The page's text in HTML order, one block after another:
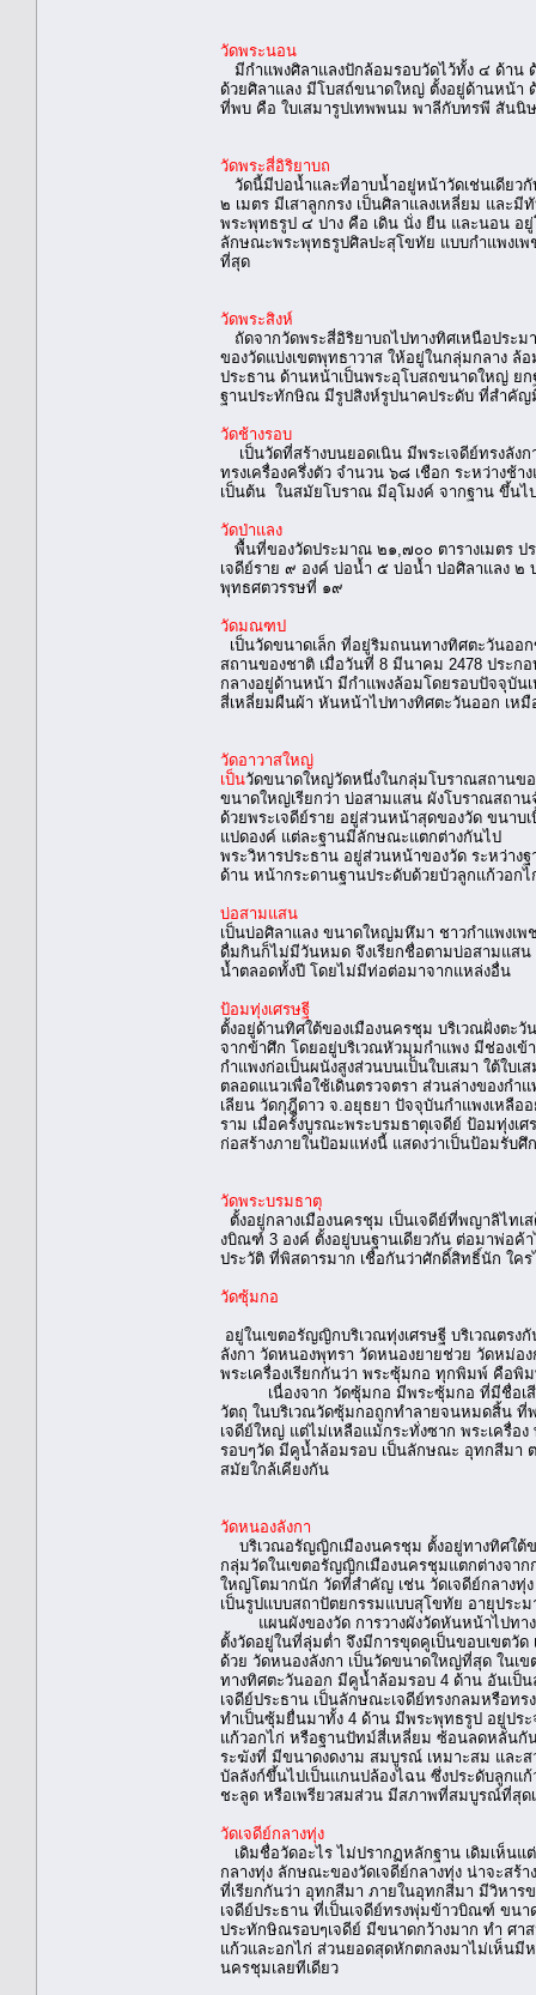
วัดพระนอน
มีกำแพงศิลาแลงปักล้อมรอบวัดไว้ทั้ง ๔ ด้าน
ด้วยศิลาแลง มีโบสถ์ขนาดใหญ่ ตั้งอยู่ด้านหน้า
ที่พบ คือ ใบเสมารูปเทพพนม พาลีกับทรพี สันนิ
วัดพระสี่อิริยาบถ
วัดนี้มีบ่อน้ำและที่อาบน้ำอยู่หน้าวัดเช่นเดียว
๒ เมตร มีเสาลูกกรง เป็นศิลาแลงเหลี่ยม แล
พระพุทธรูป ๔ ปาง คือ เดิน นั่ง ยืน และนอน อ
ลักษณะพระพุทธรูปศิลปะสุโขทัย แบบกำแพงเพ
ที่สุด
วัดพระสิงห์
ถัดจากวัดพระสี่อิริยาบถไปทางทิศเหนือประ
ของวัดแบ่งเขตพุทธาวาส ให้อยู่ในกลุ่มกลาง ล้
ประธาน ด้านหน้าเป็นพระอุโบสถขนาดใหญ่
ฐานประทักษิณ มีรูปสิงห์รูปนาคประดับ ที่สำคัญ
วัดช้างรอบ
เป็นวัดที่สร้างบนยอดเนิน มีพระเจดีย์ทรงลั
ทรงเครื่องครึ่งตัว จำนวน ๖๘ เชือก ระหว่าง
เป็นต้น ในสมัยโบราณ มีอุโมงค์ จากฐาน ขึ้นไ
วัดป่าแลง
พื้นที่ของวัดประมาณ ๒๑,๗๐๐ ตารางเมตร ป
เจดีย์ราย ๙ องค์ บ่อน้ำ ๕ บ่อน้ำ บ่อศิลาแลง
พุทธศตวรรษที่ ๑๙
วัดมณฑป
เป็นวัดขนาดเล็ก ที่อยู่ริมถนนทางทิศตะวันออ
สถานของชาติ เมื่อวันที่ 8 มีนาคม 2478 ประ
กลางอยู่ด้านหน้า มีกำแพงล้อมโดยรอบปัจจุบัน
สี่เหลี่ยมผืนผ้า หันหน้าไปทางทิศตะวันออก เห
วัดอาวาสใหญ่
เป็นวัดขนาดใหญ่วัดหนึ่งในกลุ่มโบราณสถานข
ขนาดใหญ่เรียกว่า บ่อสามแสน ผังโบราณสถา
ด้วยพระเจดีย์ราย อยู่ส่วนหน้าสุดของวัด ขนาบ
แปดองค์ แต่ละฐานมีลักษณะแตกต่างกันไป
พระวิหารประธาน อยู่ส่วนหน้าของวัด ระหว่า
ด้าน หน้ากระดานฐานประดับด้วยบัวลูกแก้วอก
บ่อสามแสน
เป็นบ่อศิลาแลง ขนาดใหญ่มหึมา ชาวกำแพงเ
ดื่มกินก็ไม่มีวันหมด จึงเรียกชื่อตามบ่อสามแสน
น้ำตลอดทั้งปี โดยไม่มีท่อต่อมาจากแหล่งอื่น
ป้อมทุ่งเศรษฐี
ตั้งอยู่ด้านทิศใต้ของเมืองนครชุม บริเวณฝั่งตะ
จากข้าศึก โดยอยู่บริเวณหัวมุมกำแพง มีช่องเข้
กำแพงก่อเป็นผนังสูงส่วนบนเป็นใบเสมา ใต้ใบ
ตลอดแนวเพื่อใช้เดินตรวจตรา ส่วนล่างของก
เลียน วัดกุฎีดาว จ.อยุธยา ปัจจุบันกำแพงเหลือ
ราม เมื่อครั้งบูรณะพระบรมธาตุเจดีย์ ป้อมทุ่งเ
ก่อสร้างภายในป้อมแห่งนี้ แสดงว่าเป็นป้อมรับศึ
วัดพระบรมธาตุ
ตั้งอยู่กลางเมืองนครชุม เป็นเจดีย์ที่พญาลิไทเ
งบิณฑ์ 3 องค์ ตั้งอยู่บนฐานเดียวกัน ต่อมาพ่อค้
ประวัติ ที่พิสดารมาก เชื่อกันว่าศักดิ์สิทธิ์นัก ใค
วัดซุ้มกอ
อยู่ในเขตอรัญญิกบริเวณทุ่งเศรษฐี บริเวณตร
ลังกา วัดหนองพุทรา วัดหนองยายช่วย วัดหม่อง
พระเครื่องเรียกกันว่า พระซุ้มกอ ทุกพิมพ์ คือ
เนื่องจาก วัดซุ้มกอ มีพระซุ้มกอ ที่มีชื่อเสียง
วัตถุ ในบริเวณวัดซุ้มกอถูกทำลายจนหมดสิ้น ที่
เจดีย์ใหญ่ แต่ไม่เหลือแม้กระทั่งซาก พระเครื่
รอบๆวัด มีคูน้ำล้อมรอบ เป็นลักษณะ อุทกสีมา
สมัยใกล้เคียงกัน
วัดหนองลังกา
บริเวณอรัญญิกเมืองนครชุม ตั้งอยู่ทางทิศใต้ข
กลุ่มวัดในเขตอรัญญิกเมืองนครชุมแตกต่างจา
ใหญ่โตมากนัก วัดที่สำคัญ เช่น วัดเจดีย์กลางทุ่
เป็นรูปแบบสถาปัตยกรรมแบบสุโขทัย อายุปร
แผนผังของวัด การวางผังวัดหันหน้าไปทาง
ตั้งวัดอยู่ในที่ลุ่มต่ำ จึงมีการขุดคูเป็นขอบเขตวั
ด้วย วัดหนองลังกา เป็นวัดขนาดใหญ่ที่สุด ในเ
ทางทิศตะวันออก มีคูน้ำล้อมรอบ 4 ด้าน อันเป็
เจดีย์ประธาน เป็นลักษณะเจดีย์ทรงกลมหรือทร
ทำเป็นซุ้มยื่นมาทั้ง 4 ด้าน มีพระพุทธรูป อยู่ปร
แก้วอกไก่ หรือฐานปัทม์สี่เหลี่ยม ซ้อนลดหลั่นกั
ระฆังที่ มีขนาดงดงาม สมบูรณ์ เหมาะสม และ
บัลลังก์ขึ้นไปเป็นแกนปล้องไฉน ซึ่งประดับลูกแ
ชะลูด หรือเพรียวสมส่วน มีสภาพที่สมบูรณ์ที่สุด
วัดเจดีย์กลางทุ่ง
เดิมชื่อวัดอะไร ไม่ปรากฏหลักฐาน เดิมเห็น
กลางทุ่ง ลักษณะของวัดเจดีย์กลางทุ่ง น่าจะส
ที่เรียกกันว่า อุทกสีมา ภายในอุทกสีมา มีวิหาร
เจดีย์ประธาน ที่เป็นเจดีย์ทรงพุ่มข้าวบิณฑ์ ขน
ประทักษิณรอบๆเจดีย์ มีขนาดกว้างมาก ทำ ศา
แก้วและอกไก่ ส่วนยอดสุดหักตกลงมาไม่เห็น
นครชุมเลยทีเดียว